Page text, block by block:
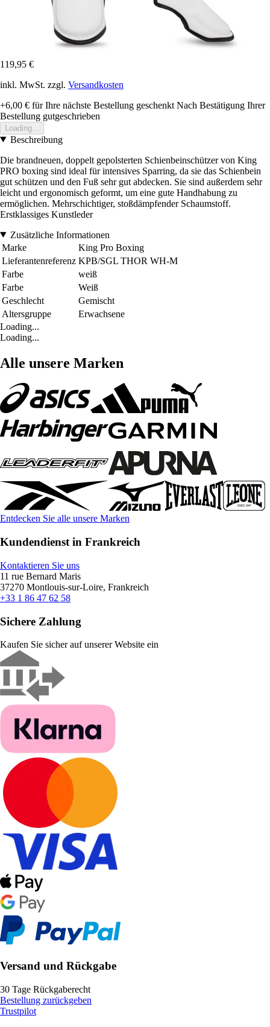
119,95 €
inkl. MwSt. zzgl. Versandkosten
+6,00 € für Ihre nächste Bestellung geschenkt Nach Bestätigung Ihrer
Bestellung gutgeschrieben
Loading...
Beschreibung
Die brandneuen, doppelt gepolsterten Schienbeinschützer von King
PRO boxing sind ideal für intensives Sparring, da sie das Schienbein
gut schützen und den Fuß sehr gut abdecken. Sie sind außerdem sehr
leicht und ergonomisch geformt, um eine gute Handhabung zu
ermöglichen. Mehrschichtiger, stoßdämpfender Schaumstoff.
Erstklassiges Kunstleder
Zusätzliche Informationen
Marke
King Pro Boxing
Lieferantenreferenz KPB/SGL THOR WH-M
Farbe
weiß
Farbe
Weiß
Geschlecht
Gemischt
Altersgruppe
Erwachsene
Loading...
Loading...
Alle unsere Marken
Entdecken Sie alle unsere Marken
Kundendienst in Frankreich
Kontaktieren Sie uns
11 rue Bernard Maris
37270 Montlouis-sur-Loire, Frankreich
+33 1 86 47 62 58
Sichere Zahlung
Kaufen Sie sicher auf unserer Website ein
Versand und Rückgabe
30 Tage Rückgaberecht
Bestellung zurückgeben
Trustpilot